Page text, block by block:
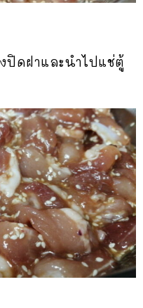
ปิดฝา​และนำไปแช่ตู้